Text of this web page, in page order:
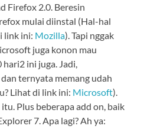
Firefox 2.0. Beresin
mulai diinstal (Hal-hal
link ini: Mozilla). Tapi nggak
juga konon mau
ini juga. Jadi,
ternyata memang udah
Lihat di link ini: Microsoft).
Plus beberapa add on, baik
7. Apa lagi? Ah ya: